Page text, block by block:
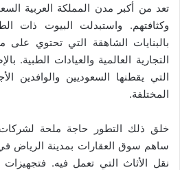
تعد من أكبر مدن المملكة العربية
وكثافتهم. واستبدلت البيوت ذات
بالبنايات الشاهقة التي تحتوي على
التجارية العالمية والعيادات الطبية.
التي يقطنها السعوديين والوافدين
المختلفة.
خلق ذلك التطور حاجة ملحة
ساهم سوق العقارات بمدينة الرياض
نقل الأثاث التي تعمل فيه.